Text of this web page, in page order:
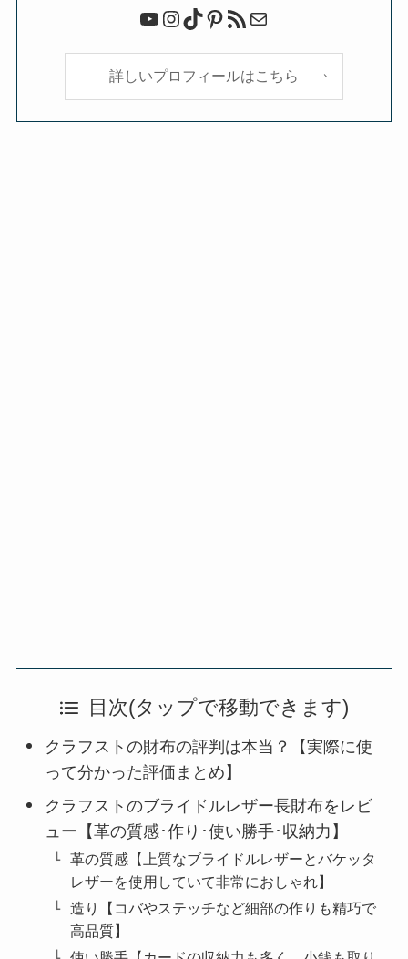
YouTube Instagram TikTok Pinterest RSS フィードメール
詳しいプロフィールはこちら
目次(タップで移動できます)
クラフストの財布の評判は本当？【実際に使
って分かった評価まとめ】
クラフストのブライドルレザー長財布をレビ
ュー【革の質感･作り･使い勝手･収納力】
革の質感【上質なブライドルレザーとバケッタ
レザーを使用していて非常におしゃれ】
造り【コバやステッチなど細部の作りも精巧で
高品質】